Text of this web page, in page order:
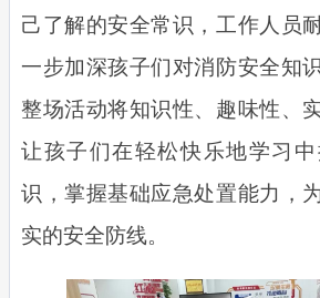
己了解的安全常识，工作人员
一步加深孩子们对消防安全知
整场活动将知识性、趣味性、
让孩子们在轻松快乐地学习
识，掌握基础应急处置能力，
实的安全防线。